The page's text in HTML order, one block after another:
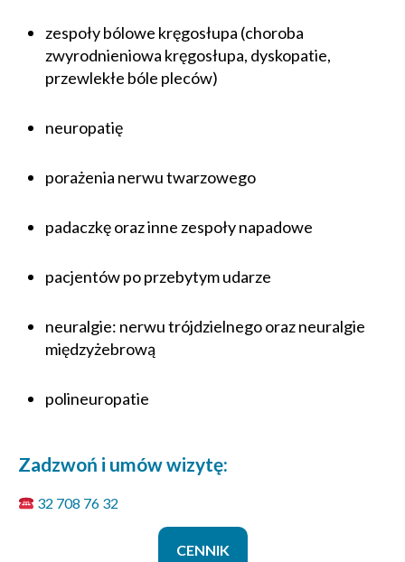
zespoły bólowe kręgosłupa (choroba
zwyrodnieniowa kręgosłupa, dyskopatie,
przewlekłe bóle pleców)
neuropatię
porażenia nerwu twarzowego
padaczkę oraz inne zespoły napadowe
pacjentów po przebytym udarze
neuralgie: nerwu trójdzielnego oraz neuralgie
międzyżebrową
polineuropatie
Zadzwoń i umów wizytę:
32 708 76 32
CENNIK